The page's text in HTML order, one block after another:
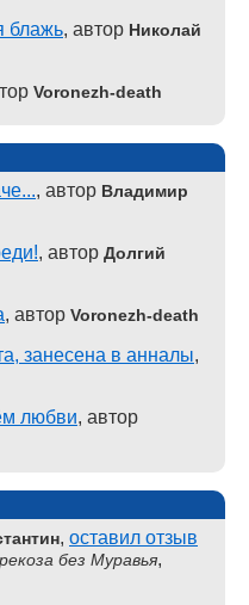
блажь, автор Николай
Voronezh-death
, автор Владимир
, автор Долгий
, автор Voronezh-death
занесена в анналы,
любви, автор
, оставил отзыв
без Муравья,